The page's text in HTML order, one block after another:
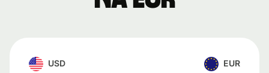
USD EUR